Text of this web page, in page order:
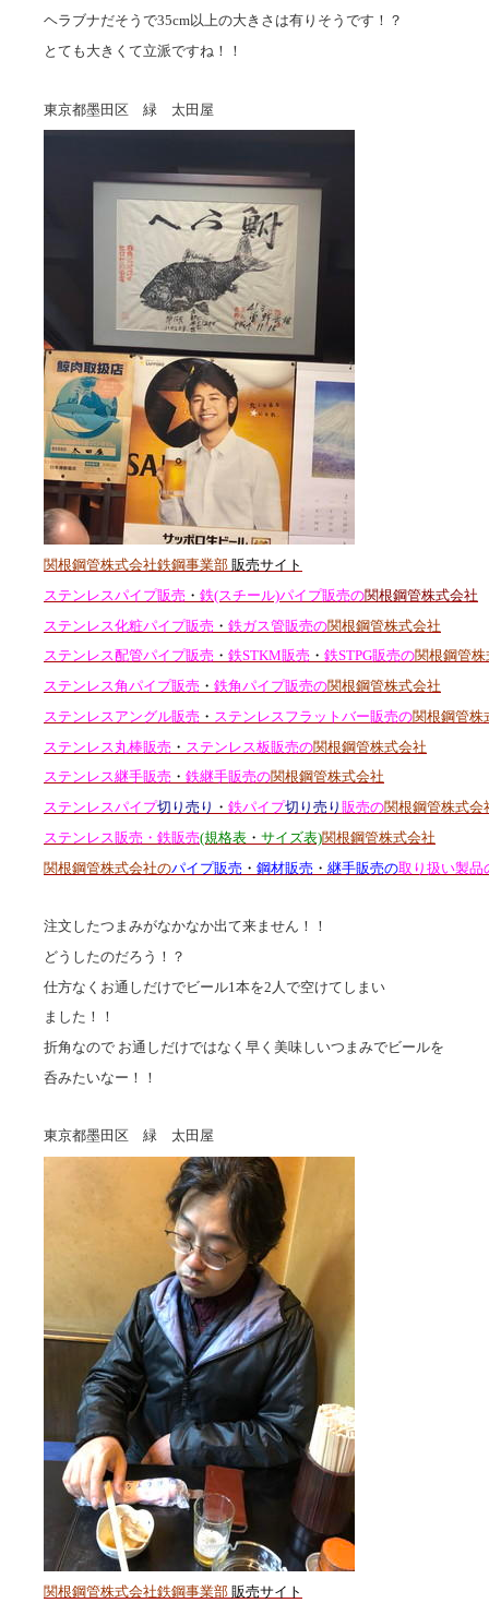
ヘラブナだそうで35cm以上の大きさは有りそうです！？
とても大きくて立派ですね！！
東京都墨田区 緑 太田屋
関根鋼管株式会社鉄鋼事業部 販売サイト
ステンレスパイプ販売 ・ 鉄(スチール)パイプ販売の関根鋼管株式会社
ステンレス化粧パイプ販売 ・ 鉄ガス管販売の関根鋼管株式会社
ステンレス配管パイプ販売 ・ 鉄STKM販売 ・ 鉄STPG販売の関根鋼管
ステンレス角パイプ販売 ・ 鉄角パイプ販売の関根鋼管株式会社
ステンレスアングル販売 ・ ステンレスフラットバー販売の関根鋼管株
ステンレス丸棒販売 ・ ステンレス板販売の関根鋼管株式会社
ステンレス継手販売 ・ 鉄継手販売の関根鋼管株式会社
ステンレスパイプ切り売り ・ 鉄パイプ切り売り 販売の関根鋼管株式会
ステンレス販売・鉄販売(規格表 ・ サイズ表)関根鋼管株式会社
関根鋼管株式会社のパイプ販売 ・ 鋼材販売 ・ 継手販売の取り扱い製品
注文したつまみがなかなか出て来ません！！
どうしたのだろう！？
仕方なくお通しだけでビール1本を2人で空けてしまい
ました！！
折角なので お通しだけではなく早く美味しいつまみでビールを
呑みたいなー！！
東京都墨田区 緑 太田屋
関根鋼管株式会社鉄鋼事業部 販売サイト